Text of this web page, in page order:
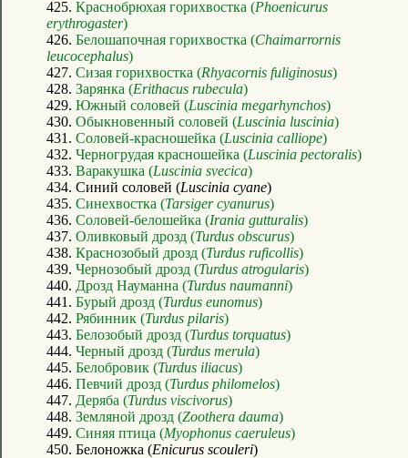
425. Краснобрюхая горихвостка (Phoenicurus
erythrogaster)
426. Белошапочная горихвостка (Chaimarrornis
leucocephalus)
427. Сизая горихвостка (Rhyacornis fuliginosus)
428. Зарянка (Erithacus rubecula)
429. Южный соловей (Luscinia megarhynchos)
430. Обыкновенный соловей (Luscinia luscinia)
431. Соловей-красношейка (Luscinia calliope)
432. Черногрудая красношейка (Luscinia pectoralis)
433. Варакушка (Luscinia svecica)
434. Синий соловей (Luscinia cyane)
435. Синехвостка (Tarsiger cyanurus)
436. Соловей-белошейка (Irania gutturalis)
437. Оливковый дрозд (Turdus obscurus)
438. Краснозобый дрозд (Turdus ruficollis)
439. Чернозобый дрозд (Turdus atrogularis)
440. Дрозд Науманна (Turdus naumanni)
441. Бурый дрозд (Turdus eunomus)
442. Рябинник (Turdus pilaris)
443. Белозобый дрозд (Turdus torquatus)
444. Черный дрозд (Turdus merula)
445. Белобровик (Turdus iliacus)
446. Певчий дрозд (Turdus philomelos)
447. Деряба (Turdus viscivorus)
448. Земляной дрозд (Zoothera dauma)
449. Синяя птица (Myophonus caeruleus)
450. Белоножка (Enicurus scouleri)